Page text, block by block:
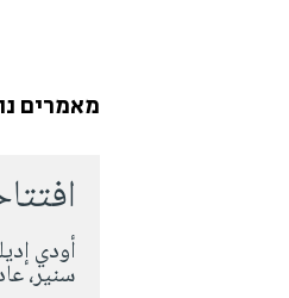
מאמרים
أودي
سنير،